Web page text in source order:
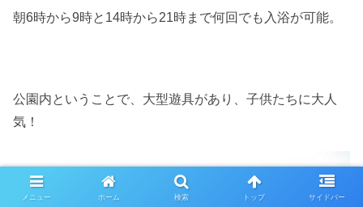
朝6時から9時と14時から21時まで何回でも入浴が可能。
公園内ということで、大型遊具があり、子供たちに大人
気！
メニュー ホーム 検索 トップ サイドバー